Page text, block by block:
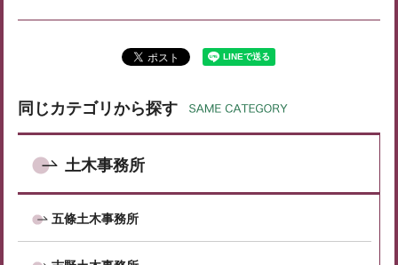
同じカテゴリから探す
土木事務所
五條土木事務所